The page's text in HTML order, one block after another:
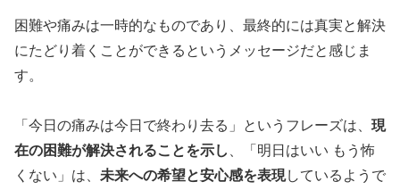
困難や痛みは一時的なものであり、最終的には真実と解決
にたどり着くことができるというメッセージだと感じま
す。
「今日の痛みは今日で終わり去る」というフレーズは、 現
在の困難が解決されることを示し 、「明日はいい もう怖
くない」は、 未来への希望と安心感を表現しているようで